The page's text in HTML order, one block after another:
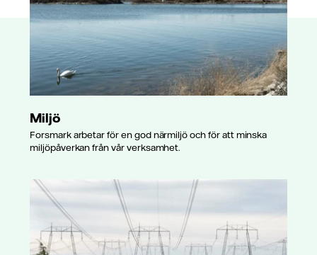
Miljö
Forsmark arbetar för en god närmiljö och för att minska
miljöpåverkan från vår verksamhet.